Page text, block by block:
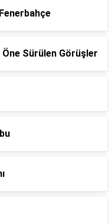
Sürülen Görüşler